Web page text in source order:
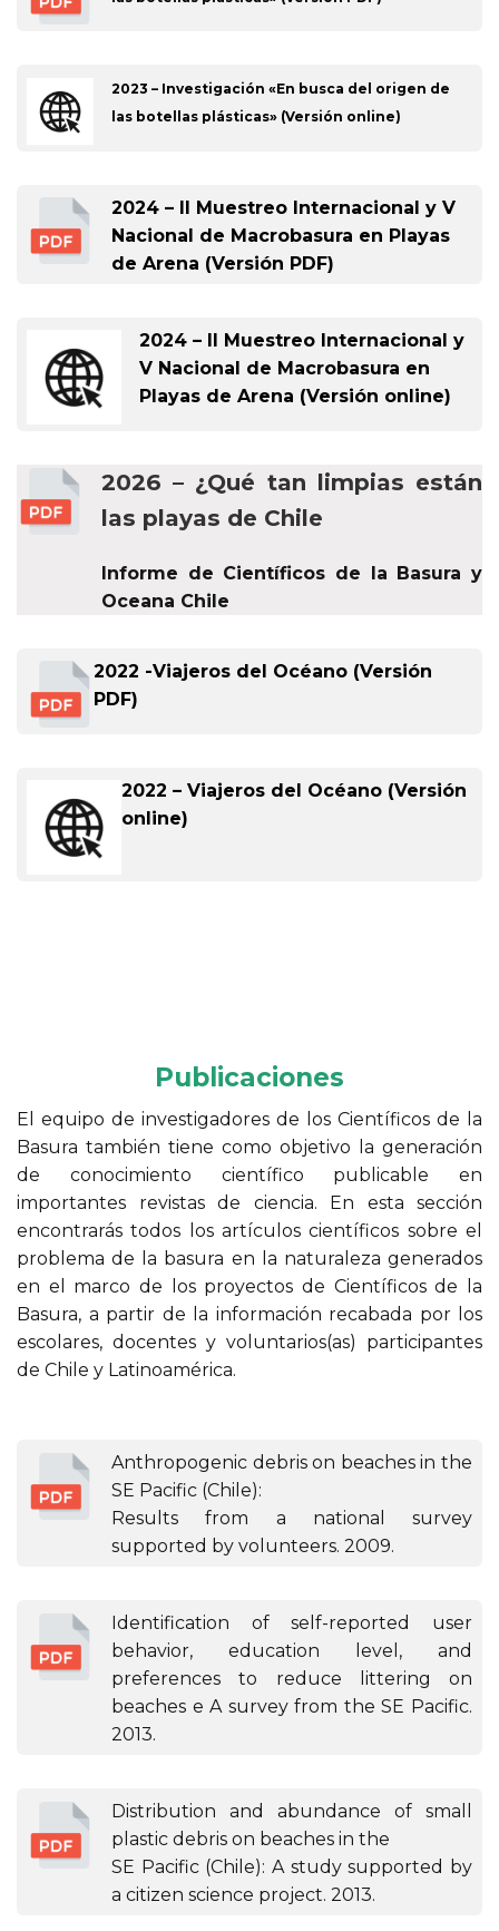
2023 – Investigación «En busca del origen de
las botellas plásticas» (Versión online)
2024 – II Muestreo Internacional y V
Nacional de Macrobasura en Playas
de Arena (Versión PDF)
2024 – II Muestreo Internacional y
V Nacional de Macrobasura en
Playas de Arena (Versión online)
2026 – ¿Qué tan limpias están
las playas de Chile
Informe de Científicos de la Basura y
Oceana Chile
2022 -Viajeros del Océano (Versión
PDF)
2022 – Viajeros del Océano (Versión
online)
Publicaciones
El equipo de investigadores de los Científicos de la
Basura también tiene como objetivo la generación
de conocimiento científico publicable en
importantes revistas de ciencia. En esta sección
encontrarás todos los artículos científicos sobre el
problema de la basura en la naturaleza generados
en el marco de los proyectos de Científicos de la
Basura, a partir de la información recabada por los
escolares, docentes y voluntarios(as) participantes
de Chile y Latinoamérica.
Anthropogenic debris on beaches in the
SE Pacific (Chile):
Results from a national survey
supported by volunteers. 2009.
Identification of self-reported user
behavior, education level, and
preferences to reduce littering on
beaches e A survey from the SE Pacific.
2013.
Distribution and abundance of small
plastic debris on beaches in the
SE Pacific (Chile): A study supported by
a citizen science project. 2013.